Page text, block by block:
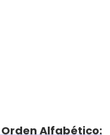
Alfabético: